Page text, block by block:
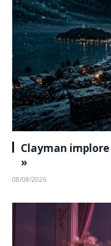
Clayman
»
08/08/2026